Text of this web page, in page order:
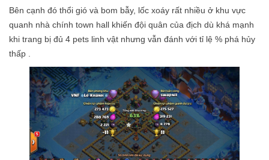
Bên cạnh đó thổi gió và bom bẫy, lốc xoáy rất nhiều ở khu vực
quanh nhà chính town hall khiến đội quân của địch dù khá mạnh
khi trang bị đủ 4 pets linh vật nhưng vẫn đánh với tỉ lệ % phá hủy
thấp .